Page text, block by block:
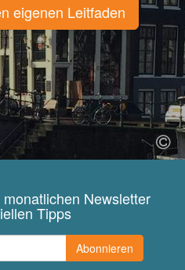
eigenen Leitfaden
Newsletter
Tipps
Abonnieren